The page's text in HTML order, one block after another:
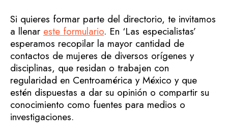
Si quieres formar parte del directorio, te invitamos
a llenar este formulario. En ‘Las especialistas’
esperamos recopilar la mayor cantidad de
contactos de mujeres de diversos orígenes y
disciplinas, que residan o trabajen con
regularidad en Centroamérica y México y que
estén dispuestas a dar su opinión o compartir su
conocimiento como fuentes para medios o
investigaciones.